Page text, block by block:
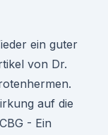
ein guter
von Dr.
auf die
- Ein